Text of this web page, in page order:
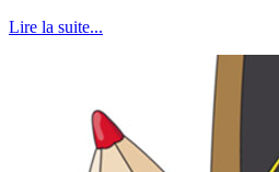
Lire la suite...